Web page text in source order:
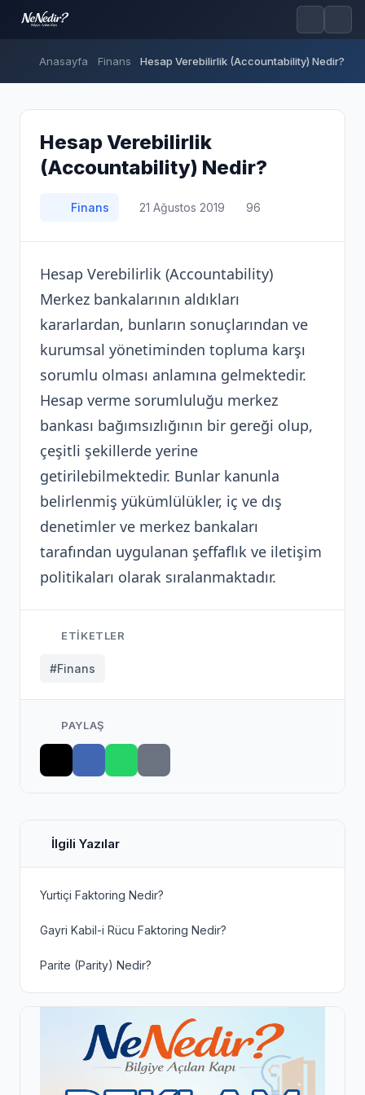
Anasayfa Finans Hesap Verebilirlik (Accountability) Nedir?
Hesap Verebilirlik
(Accountability) Nedir?
Finans 21 Ağustos 2019 96
Hesap Verebilirlik (Accountability)
Merkez bankalarının aldıkları
kararlardan, bunların sonuçlarından ve
kurumsal yönetiminden topluma karşı
sorumlu olması anlamına gelmektedir.
Hesap verme sorumluluğu merkez
bankası bağımsızlığının bir gereği olup,
çeşitli şekillerde yerine
getirilebilmektedir. Bunlar kanunla
belirlenmiş yükümlülükler, iç ve dış
denetimler ve merkez bankaları
tarafından uygulanan şeffaflık ve iletişim
politikaları olarak sıralanmaktadır.
ETIKETLER
#Finans
PAYLAŞ
İlgili Yazılar
Yurtiçi Faktoring Nedir?
Gayri Kabil-i Rücu Faktoring Nedir?
Parite (Parity) Nedir?